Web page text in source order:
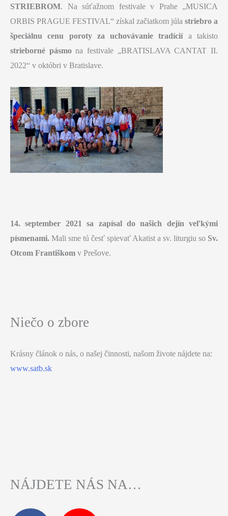
STRIEBROM. Na súťažnom festivale v Prahe „MUSICA
ORBIS PRAGUE FESTIVAL“ získal začiatkom júla striebro a
špeciálnu cenu poroty za uchovávanie tradícií a takisto
strieborné pásmona festivale „BRATISLAVA CANTAT II.
2022“ v októbri v Bratislave.
14. september 2021 sa zapísal do našich dejín veľkými
písmenami. Mali sme tú česť spievať Akatist a sv. liturgiu so Sv.
Otcom Františkom v Prešove.
Niečo o zbore
Krásny článok o nás, o našej činnosti, našom živote nájdete na:
www.satb.sk
NÁJDETE NÁS NA…